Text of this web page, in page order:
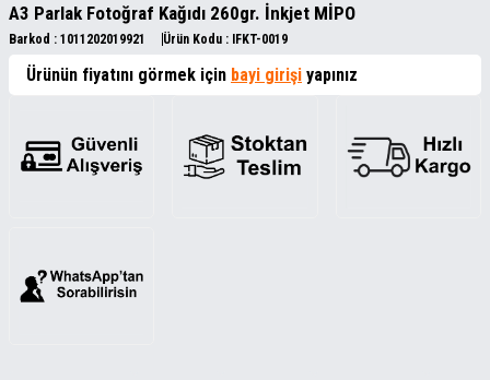
A3 Parlak Fotoğraf Kağıdı 260gr. İnkjet MİPO
Barkod : 1011202019921 Ürün Kodu : IFKT-0019
Ürünün fiyatını görmek için bayi girişi yapınız